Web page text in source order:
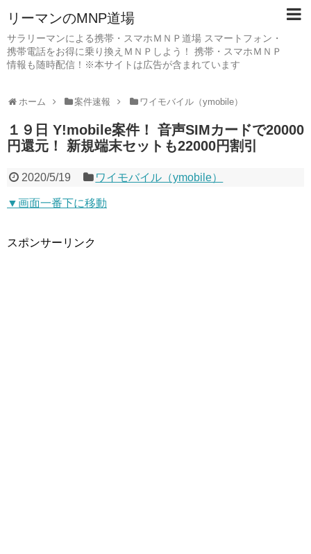
リーマンのMNP道場
サラリーマンによる携帯・スマホＭＮＰ道場 スマートフォン・
携帯電話をお得に乗り換えＭＮＰしよう！ 携帯・スマホＭＮＰ
情報も随時配信！※本サイトは広告が含まれています
ホーム 案件速報 ワイモバイル（ymobile）
１９日 Y!mobile案件！ 音声SIMカードで20000
円還元！ 新規端末セットも22000円割引
2020/5/19 ワイモバイル（ymobile）
▼画面一番下に移動
スポンサーリンク